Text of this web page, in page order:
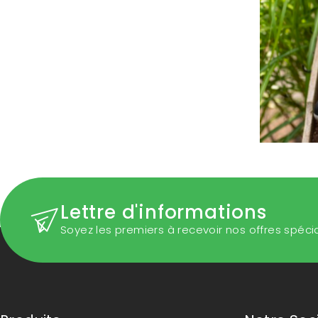
Lettre d'informations
Soyez les premiers à recevoir nos offres